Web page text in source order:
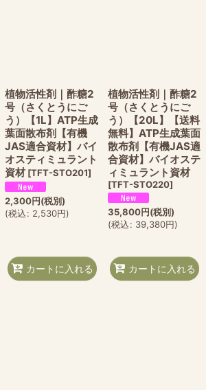
植物活性剤｜酢糖2
号（さくとうにご
う）【1L】ATP生成
葉面散布剤【有機
JAS適合資材】バイ
オスティミュラント
資材 [TFT-STO201]
2,300円(税別)
(税込: 2,530円)
カートに入れる
植物活性剤｜酢糖2
号（さくとうにご
う）【20L】【送料
無料】ATP生成葉面
散布剤【有機JAS適
合資材】バイオステ
ィミュラント資材
[TFT-STO220]
35,800円(税別)
(税込: 39,380円)
カートに入れる